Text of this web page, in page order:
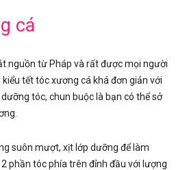
cá
nguồn từ Pháp và rất được mọi người
tết tóc xương cá khá đơn giản với
tóc, chun buộc là bạn có thể sở
suôn mượt, xịt lớp dưỡng để làm
phần tóc phía trên đỉnh đầu với lượng